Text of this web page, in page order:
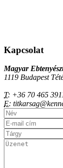
Kapcsolat
Magyar
1119 Budapest
T: +36 70 465
E: